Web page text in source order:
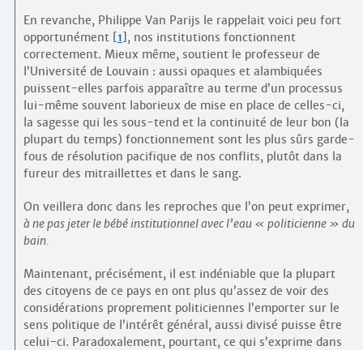
En revanche, Philippe Van Parijs le rappelait voici peu fort
opportunément[1], nos institutions fonctionnent
correctement. Mieux même, soutient le professeur de
l’Université de Louvain : aussi opaques et alambiquées
puissent-elles parfois apparaître au terme d’un processus
lui-même souvent laborieux de mise en place de celles-ci,
la sagesse qui les sous-tend et la continuité de leur bon (la
plupart du temps) fonctionnement sont les plus sûrs garde-
fous de résolution pacifique de nos conflits, plutôt dans la
fureur des mitraillettes et dans le sang.
On veillera donc dans les reproches que l’on peut exprimer,
à ne pas jeter le bébé institutionnel avec l’eau « politicienne » du
bain.
Maintenant, précisément, il est indéniable que la plupart
des citoyens de ce pays en ont plus qu’assez de voir des
considérations proprement politiciennes l’emporter sur le
sens politique de l’intérêt général, aussi divisé puisse être
celui-ci. Paradoxalement, pourtant, ce qui s’exprime dans